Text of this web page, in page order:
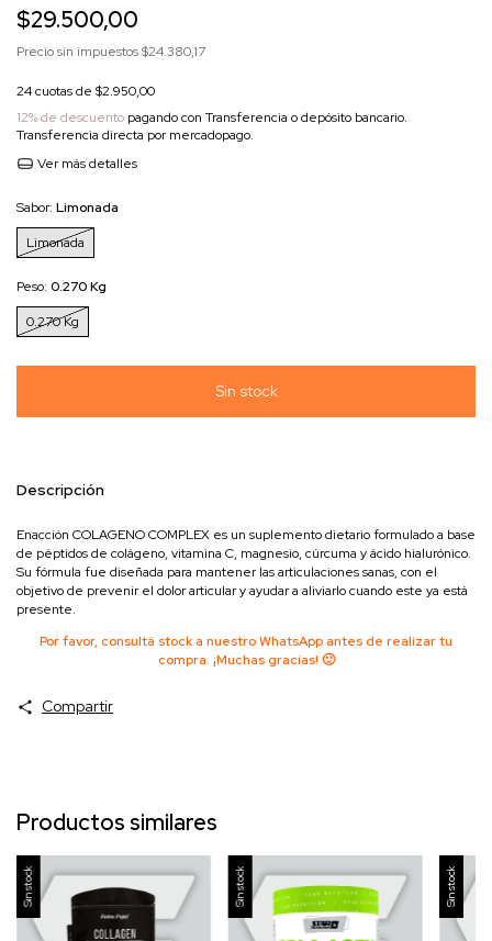
$29.500,00
Precio sin impuestos$24.380,17
24cuotas de $2.950,00
12% de descuento pagando con Transferencia o depósito bancario.
Transferencia directa por mercadopago.
Ver más detalles
Sabor: Limonada
Limonada
Peso: 0.270 Kg
0.270 Kg
Descripción
Enacción COLAGENO COMPLEX es un suplemento dietario formulado a base
de péptidos de colágeno, vitamina C, magnesio, cúrcuma y ácido hialurónico.
Su fórmula fue diseñada para mantener las articulaciones sanas, con el
objetivo de prevenir el dolor articular y ayudar a aliviarlo cuando este ya está
presente.
Por favor, consultá stock a nuestro WhatsApp antes de realizar tu
compra. ¡Muchas gracias! 🙂
Compartir
Productos similares
Sin stock Sin stock Sin stock